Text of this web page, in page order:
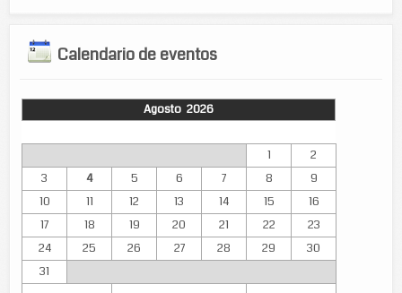
Calendario de eventos
Agosto 2026
1
2
3
4 5 6 7 8
9
10
11 12 13 14 15
16
17
18 19 20 21 22
23
24
25 26 27 28 29
30
31